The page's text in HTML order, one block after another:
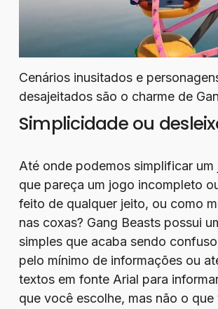
Cenários inusitados e
desajeitados são o charme de
Simplicidade ou
Até onde podemos simplificar um
que pareça um jogo incompleto
feito de qualquer jeito, ou como
nas coxas? Gang Beasts possui
simples que acaba sendo
pelo mínimo de informações ou
textos em fonte Arial para
que você escolhe, mas não o que